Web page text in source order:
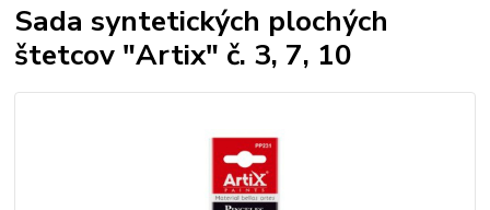
Sada syntetických plochých
štetcov "Artix" č. 3, 7, 10